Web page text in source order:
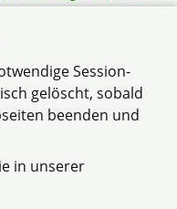
Holstein
Thüringen
Gartenberatung
Bad Rappenau im
Württemberg e.V.
Session-
gelöscht, sobald
beenden und
in unserer